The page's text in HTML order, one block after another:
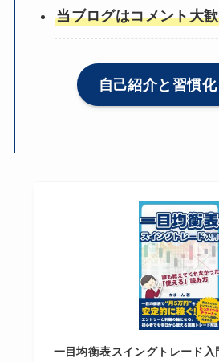
当ブログはコメント大
自己紹介と習慣化
一目均衡表スイングトレード入